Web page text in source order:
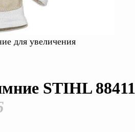
для увеличения
STIHL